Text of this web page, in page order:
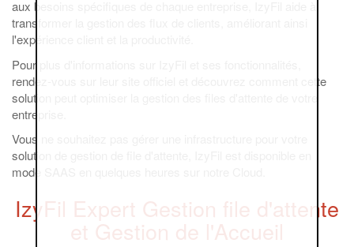
aux besoins spécifiques de chaque entreprise, IzyFil aide à
transformer la gestion des flux de clients, améliorant ainsi
l'expérience client et la productivité.
Pour plus d'informations sur IzyFil et ses fonctionnalités,
rendez-vous sur leur site officiel et découvrez comment cette
solution peut optimiser la gestion des files d'attente de votre
entreprise.
Vous ne souhaitez pas gérer une infrastructure pour votre
solution de gestion de file d'attente, IzyFil est disponible en
mode SAAS en quelques heures sur notre Cloud.
IzyFil Expert Gestion file d'attente
et Gestion de l'Accueil